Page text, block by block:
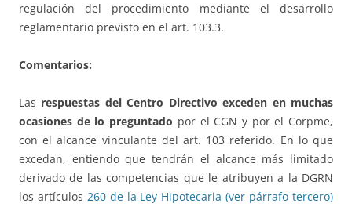
regulación del procedimiento mediante el desarrollo
reglamentario previsto en el art. 103.3.
Comentarios:
Las respuestas del Centro Directivo exceden en muchas
ocasiones de lo preguntado por el CGN y por el Corpme,
con el alcance vinculante del art. 103 referido. En lo que
excedan, entiendo que tendrán el alcance más limitado
derivado de las competencias que le atribuyen a la DGRN
los artículos 260 de la Ley Hipotecaria (ver párrafo tercero)